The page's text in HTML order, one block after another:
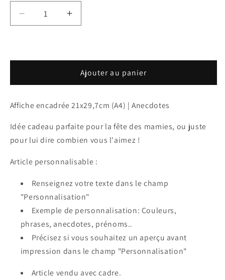
Réduire
la
Affiche
personnalisée
-
Augmenter
la
Affiche
personnalisée
-
Ajouter au panier
Affiche encadrée 21x29,7cm (A4) | Anecdotes
Idée cadeau parfaite pour la fête des mamies, ou juste
pour lui dire combien vous l'aimez !
Article personnalisable :
Renseignez votre texte dans le champ
"Personnalisation"
Exemple de personnalisation: Couleurs,
phrases, anecdotes, prénoms..
Précisez si vous souhaitez un aperçu avant
impression dans le champ "Personnalisation"
Article vendu avec cadre.